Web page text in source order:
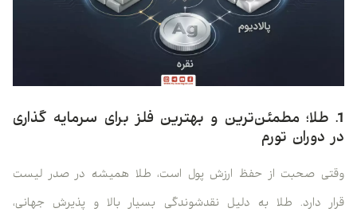
1. طلا؛ مطمئن‌ترین و بهترین فلز برای سرمایه گذاری
در دوران تورم
وقتی صحبت از حفظ ارزش پول است، طلا همیشه در صدر لیست
قرار دارد. طلا به دلیل نقدشوندگی بسیار بالا و پذیرش جهانی،